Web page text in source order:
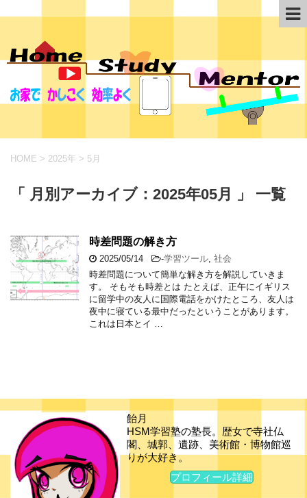
HOME > 2025年 > 5月
「 月別アーカイブ：2025年05月 」 一覧
時差問題の解き方
2025/05/14 -学習ツール 社会
時差問題について簡単な解き方を解説していきま
す。 そもそも時差とは たとえば、正午にイギリス
に留学中の友人に国際電話をかけたところ、友人は
夜中に寝ている最中だったということがあります。
これは日本とイ …
飴月
HSM学習塾の塾長。歴女で寺社仏
閣、城郭、遺跡、美術館・博物館巡
りが大好き。
プロフィール詳細